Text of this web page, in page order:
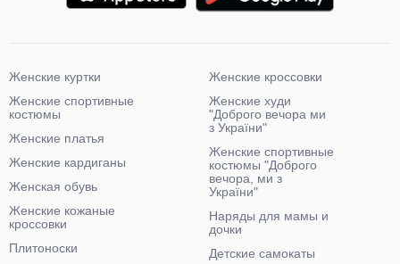
Женские куртки
Женские спортивные
костюмы
Женские платья
Женские кардиганы
Женская обувь
Женские кожаные
кроссовки
Плитоноски
Женские кроссовки
Женские худи
"Доброго вечора ми
з України"
Женские спортивные
костюмы "Доброго
вечора, ми з
України"
Наряды для мамы и
дочки
Детские самокаты